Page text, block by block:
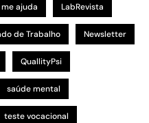
ajuda LabRevista
de Trabalho Newsletter
QuallityPsi
saúde mental
teste vocacional